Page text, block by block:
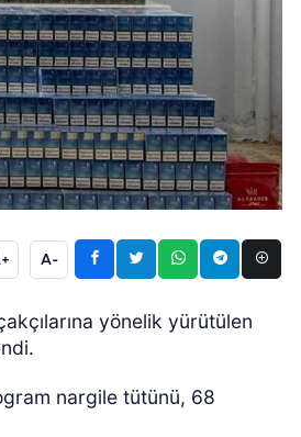
A-
yönelik yürütülen
nargile tütünü, 68